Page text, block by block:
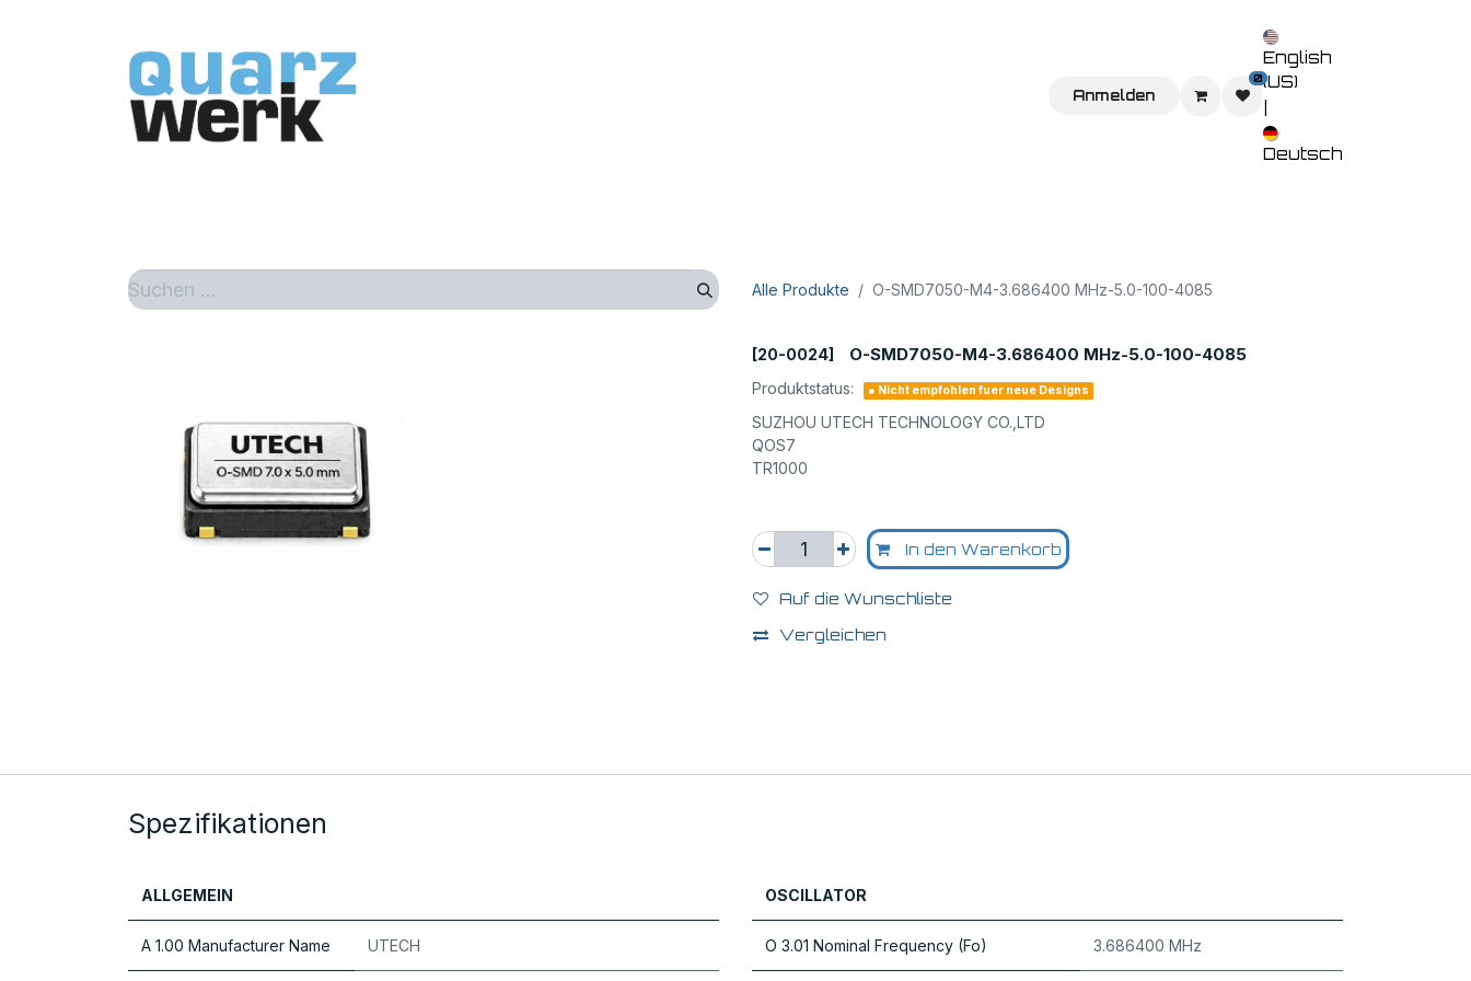
Home Shop Veranstaltungen
Anmelden
0
English
(US)
Deutsch
Alle Produkte O-SMD7050-M4-3.686400 MHz-5.0-100-4085
[20-0024] O-SMD7050-M4-3.686400 MHz-5.0-100-4085
Produktstatus: ● Nicht empfohlen fuer neue Designs
SUZHOU UTECH TECHNOLOGY CO.,LTD
QOS7
TR1000
In den Warenkorb
Auf die Wunschliste
Vergleichen
Spezifikationen
ALLGEMEIN
A 1.00 Manufacturer Name UTECH
OSCILLATOR
O 3.01 Nominal Frequency (Fo) 3.686400 MHz